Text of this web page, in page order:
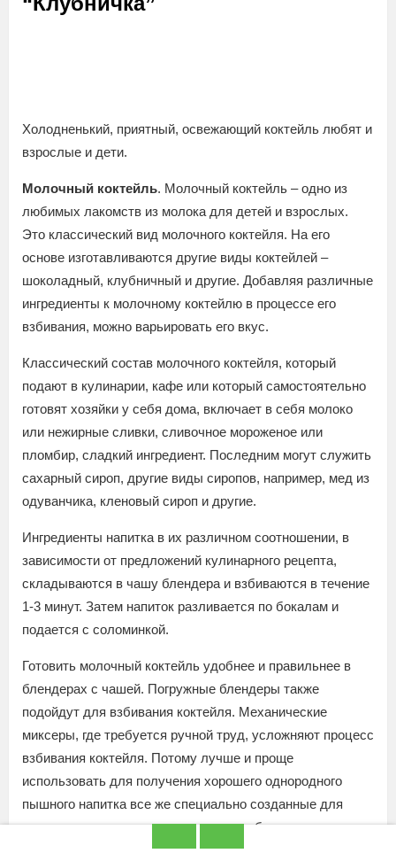
Холодненький, приятный, освежающий коктейль любят и
взрослые и дети.
Молочный коктейль. Молочный коктейль – одно из
любимых лакомств из молока для детей и взрослых.
Это классический вид молочного коктейля. На его
основе изготавливаются другие виды коктейлей –
шоколадный, клубничный и другие. Добавляя различные
ингредиенты к молочному коктейлю в процессе его
взбивания, можно варьировать его вкус.
Классический состав молочного коктейля, который
подают в кулинарии, кафе или который самостоятельно
готовят хозяйки у себя дома, включает в себя молоко
или нежирные сливки, сливочное мороженое или
пломбир, сладкий ингредиент. Последним могут служить
сахарный сироп, другие виды сиропов, например, мед из
одуванчика, кленовый сироп и другие.
Ингредиенты напитка в их различном соотношении, в
зависимости от предложений кулинарного рецепта,
складываются в чашу блендера и взбиваются в течение
1-3 минут. Затем напиток разливается по бокалам и
подается с соломинкой.
Готовить молочный коктейль удобнее и правильнее в
блендерах с чашей. Погружные блендеры также
подойдут для взбивания коктейля. Механические
миксеры, где требуется ручной труд, усложняют процесс
взбивания коктейля. Потому лучше и проще
использовать для получения хорошего однородного
пышного напитка все же специально созданные для
этого процесса технические приспособления.